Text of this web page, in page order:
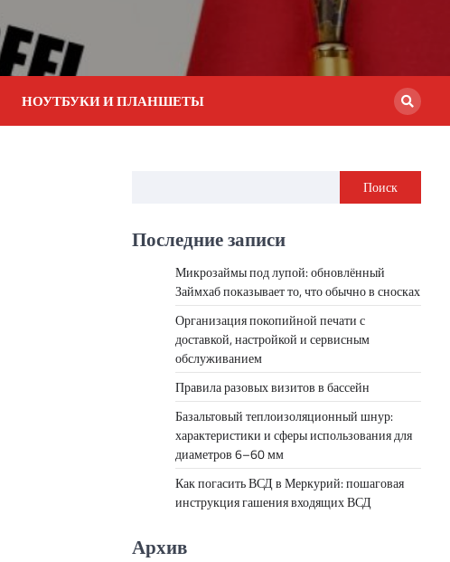
НОУТБУКИ И ПЛАНШЕТЫ
Поиск
Последние записи
Микрозаймы под лупой: обновлённый
Займхаб показывает то, что обычно в сносках
Организация покопийной печати с
доставкой, настройкой и сервисным
обслуживанием
Правила разовых визитов в бассейн
Базальтовый теплоизоляционный шнур:
характеристики и сферы использования для
диаметров 6–60 мм
Как погасить ВСД в Меркурий: пошаговая
инструкция гашения входящих ВСД
Архив